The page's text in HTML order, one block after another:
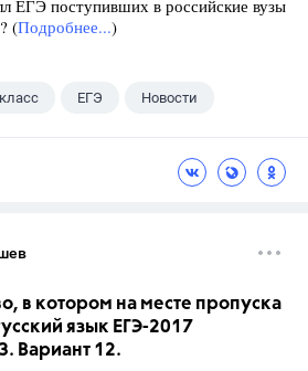
ЕГЭ поступивших в российские вузы
(Подробнее...)
ЕГЭ Новости
в котором на месте пропуска
язык ЕГЭ-2017
Вариант 12.